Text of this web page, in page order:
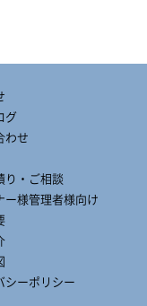
グ
わせ
り・ご相談
ー様管理者様向け
シーポリシー